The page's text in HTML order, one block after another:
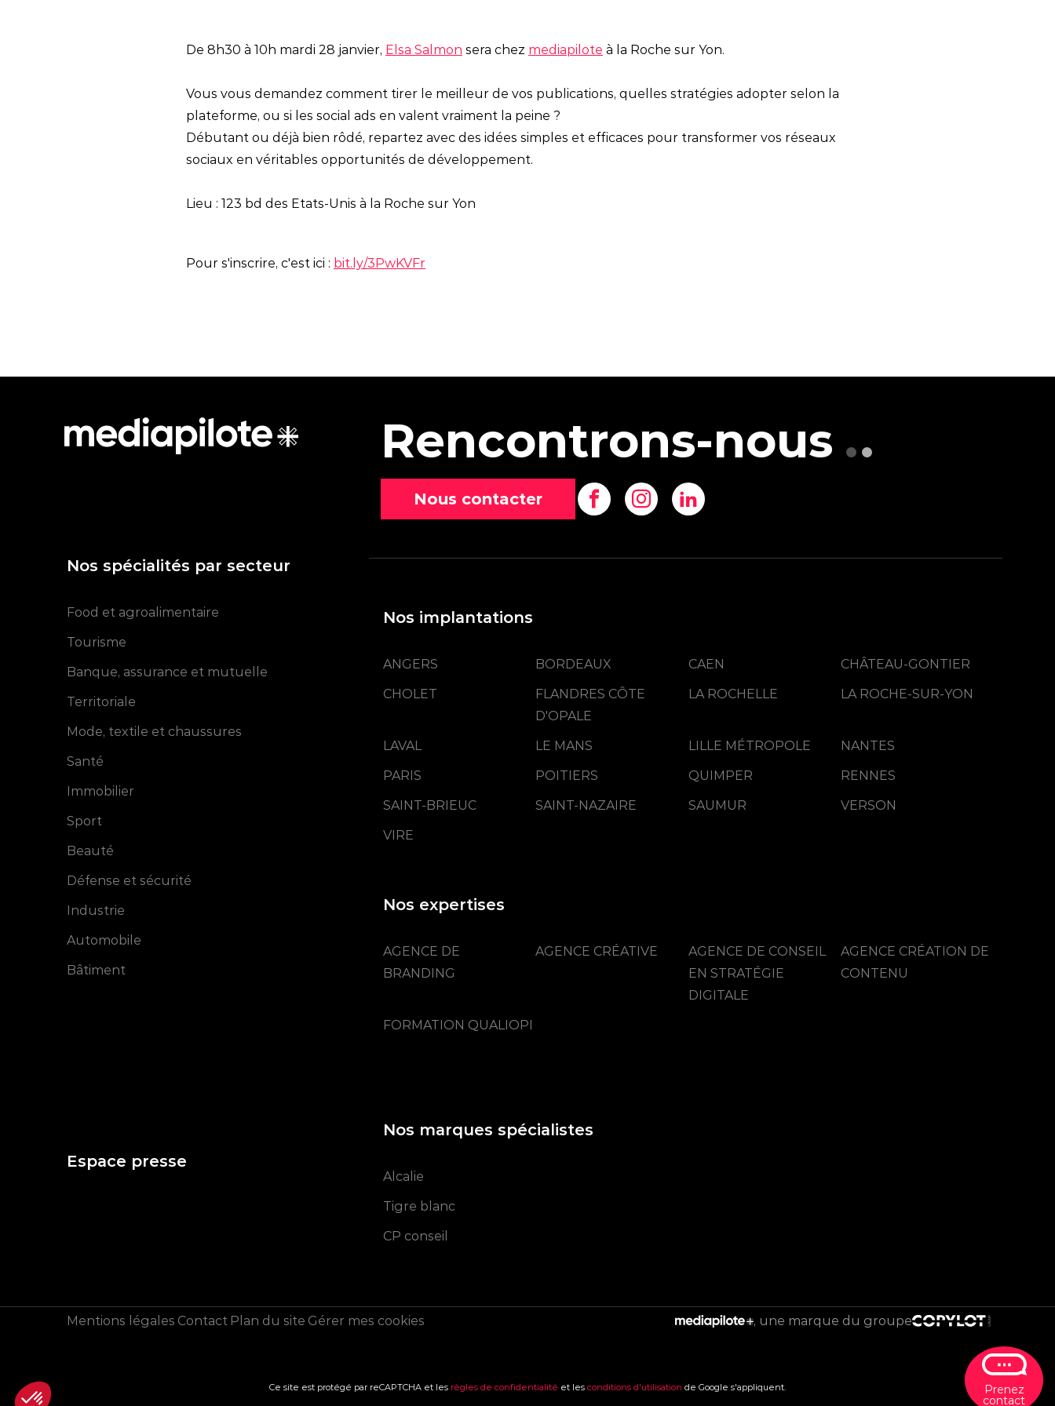
De 8h30 à 10h mardi 28 janvier, Elsa Salmon sera chez mediapilote à la Roche sur Yon.
Vous vous demandez comment tirer le meilleur de vos publications, quelles stratégies adopter selon la
plateforme, ou si les social ads en valent vraiment la peine ?
Débutant ou déjà bien rôdé, repartez avec des idées simples et efficaces pour transformer vos réseaux
sociaux en véritables opportunités de développement.
Lieu : 123 bd des Etats-Unis à la Roche sur Yon
Pour s'inscrire, c'est ici : bit.ly/3PwKVFr
Rencontre agitative
Prenez
contact
Rencontrons-nous
Nous contacter
Nos spécialités par secteur
Food et agroalimentaire
Tourisme
Banque, assurance et mutuelle
Territoriale
Mode, textile et chaussures
Santé
Immobilier
Sport
Beauté
Défense et sécurité
Industrie
Automobile
Bâtiment
Nos implantations
ANGERS BORDEAUX CAEN
CHÂTEAU-GONTIER
CHOLET
FLANDRES CÔTE
D'OPALE
LA ROCHELLE LA ROCHE-SUR-YON
LAVAL LE MANS LILLE MÉTROPOLE
NANTES
PARIS
POITIERS QUIMPER
RENNES
SAINT-BRIEUC
SAINT-NAZAIRE SAUMUR
VERSON
VIRE
Nos expertises
AGENCE DE
BRANDING
AGENCE CRÉATIVE
AGENCE DE CONSEIL
EN STRATÉGIE
DIGITALE
AGENCE CRÉATION DE
CONTENU
FORMATION QUALIOPI
Espace presse
Nos marques spécialistes
Alcalie
Tigre blanc
CP conseil
Mentions légales Contact Plan du site Gérer mes cookies une marque du groupe
Ce site est protégé par reCAPTCHA et les règles de confidentialité et les conditions d'utilisation de Google s'appliquent.